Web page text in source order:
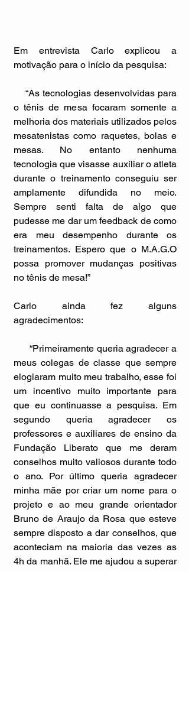
Em entrevista Carlo explicou a
motivação para o início da pesquisa:
o tênis de mesa focaram somente a
melhoria dos materiais utilizados pelos
mesatenistas como raquetes, bolas e
mesas. No entanto nenhuma
tecnologia que visasse auxíliar o atleta
durante o treinamento conseguiu ser
amplamente difundida no meio.
Sempre senti falta de algo que
pudesse me dar um feedback de como
era meu desempenho durante os
treinamentos. Espero que o M.A.G.O
possa promover mudanças positivas
no tênis de mesa!”
Carlo ainda fez alguns
agradecimentos:
      “Primeiramente queria agradecer a
meus colegas de classe que sempre
elogiaram muito meu trabalho, esse foi
um incentivo muito importante para
que eu continuasse a pesquisa. Em
segundo queria agradecer os
professores e auxiliares de ensino da
Fundação Liberato que me deram
conselhos muito valiosos durante todo
o ano. Por último queria agradecer
minha mãe por criar um nome para o
projeto e ao meu grande orientador
Bruno de Araujo da Rosa que esteve
sempre disposto a dar conselhos, que
aconteciam na maioria das vezes as
4h da manhã. Ele me ajudou a superar